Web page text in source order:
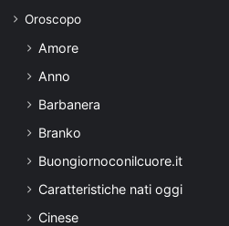
Oroscopo
Amore
Anno
Barbanera
Branko
Buongiornoconilcuore.it
Caratteristiche nati oggi
Cinese